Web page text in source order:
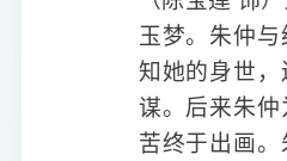
玉梦。朱仲
知她的身世
谋。后来朱
苦终于出画